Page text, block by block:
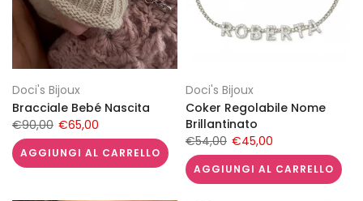
Doci's Bijoux
Bracciale Bebé Nascita
€90,00 €65,00
AGGIUNGI AL CARRELLO
Doci's Bijoux
Coker Regolabile Nome
Brillantinato
€54,00 €45,00
AGGIUNGI AL CARRELLO